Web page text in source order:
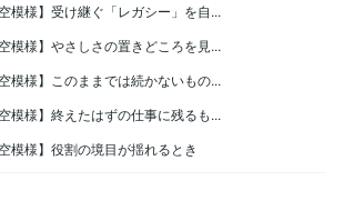
模様】受け継ぐ「レガシー」を自...
模様】やさしさの置きどころを見...
模様】このままでは続かないもの...
模様】終えたはずの仕事に残るも...
模様】役割の境目が揺れるとき